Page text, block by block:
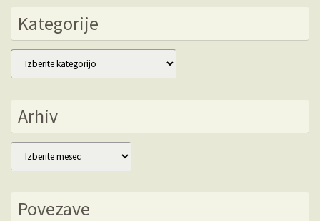
Kategorije
Kategorije
Arhiv
Arhiv
Povezave